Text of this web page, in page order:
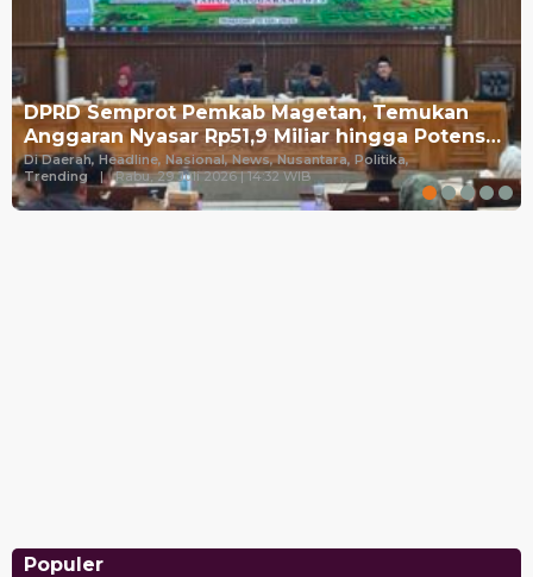
DPRD Semprot Pemkab Magetan, Temukan
Anggaran Nyasar Rp51,9 Miliar hingga Potens…
Di Daerah, Headline, Nasional, News, Nusantara, Politika,
Trending
| Rabu, 29 Juli 2026 | 14:32 WIB
Populer